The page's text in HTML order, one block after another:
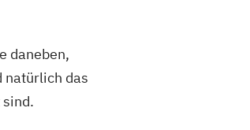
daneben,
natürlich das